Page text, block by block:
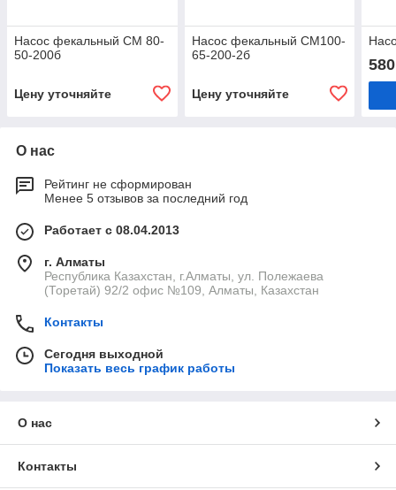
Насос фекальный СМ 80-
50-200б
Цену уточняйте
Насос фекальный СМ100-
65-200-2б
Цену уточняйте
О нас
Рейтинг не сформирован
Менее 5 отзывов за последний год
Работает с 08.04.2013
г. Алматы
Республика Казахстан, г.Алматы, ул. Полежаева
(Торетай) 92/2 офис №109, Алматы, Казахстан
Контакты
Сегодня выходной
Показать весь график работы
О нас
Контакты